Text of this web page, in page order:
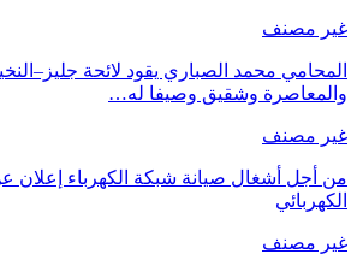
غير مصنف
المحامي محمد الصباري يقود لائحة
والمعاصرة وشقيق وصيفا له…
غير مصنف
من أجل أشغال صيانة شبكة الكهرباء إعلان عن
الكهربائي
غير مصنف